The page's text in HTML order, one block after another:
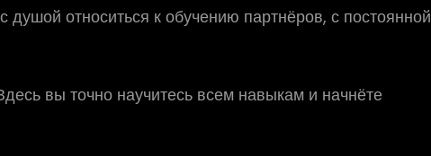
относиться к обучению партнёров, с постоянной
вы точно научитесь всем навыкам и начнёте